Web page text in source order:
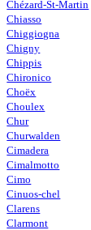
Chézard-St-Martin
Chiasso
Chiggiogna
Chigny
Chippis
Chironico
Choëx
Choulex
Chur
Churwalden
Cimadera
Cimalmotto
Cimo
Cinuos-chel
Clarens
Clarmont